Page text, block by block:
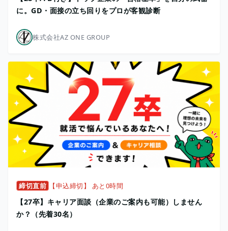
に。GD・面接の立ち回りをプロが客観診断
株式会社AZ ONE GROUP
締切直前 【申込締切】 あと0時間
【27卒】キャリア面談（企業のご案内も可能）しません
か？（先着30名）